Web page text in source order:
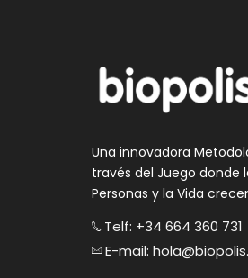
Una innovadora
través del Juego donde
Personas y la Vida
Telf: +34 664 360 731
E-mail: